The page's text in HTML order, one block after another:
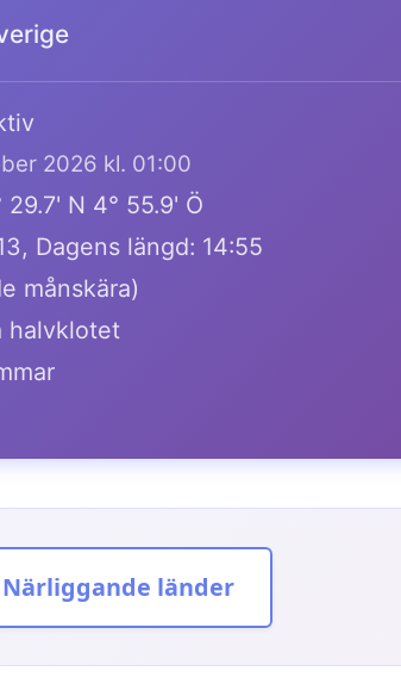
2026 kl. 01:00
N 4° 55.9' Ö
Dagens längd: 14:55
månskära)
halvklotet
länder